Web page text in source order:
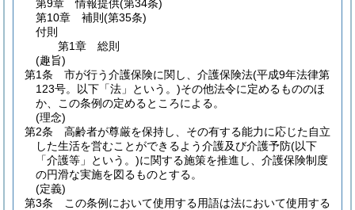
第9章
情報提供(第34条)
第10章
補則 (第35条)
付則
第1章
総則
(趣旨)
第1条
市が行う介護保険に関し、介護保険法(平成9年法律第
123号。以下「法」という。)その他法令に定めるもののほ
か、この条例の定めるところによる。
(理念)
第2条
高齢者が尊厳を保持し、その有する能力に応じた自立
した生活を営むことができるよう介護及び介護予防(以下
「介護等」という。)に関する施策を推進し、介護保険制度
の円滑な実施を図るものとする。
(定義)
第3条
この条例において使用する用語は法において使用する